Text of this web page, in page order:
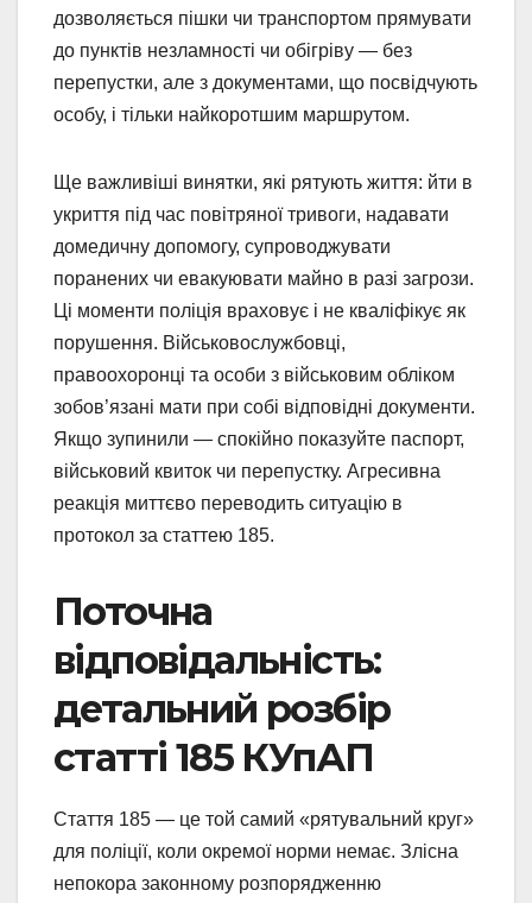
дозволяється пішки чи транспортом прямувати
до пунктів незламності чи обігріву — без
перепустки, але з документами, що посвідчують
особу, і тільки найкоротшим маршрутом.
Ще важливіші винятки, які рятують життя: йти в
укриття під час повітряної тривоги, надавати
домедичну допомогу, супроводжувати
поранених чи евакуювати майно в разі загрози.
Ці моменти поліція враховує і не кваліфікує як
порушення. Військовослужбовці,
правоохоронці та особи з військовим обліком
зобов’язані мати при собі відповідні документи.
Якщо зупинили — спокійно показуйте паспорт,
військовий квиток чи перепустку. Агресивна
реакція миттєво переводить ситуацію в
протокол за статтею 185.
Поточна
відповідальність:
детальний розбір
статті 185 КУпАП
Стаття 185 — це той самий «рятувальний круг»
для поліції, коли окремої норми немає. Злісна
непокора законному розпорядженню